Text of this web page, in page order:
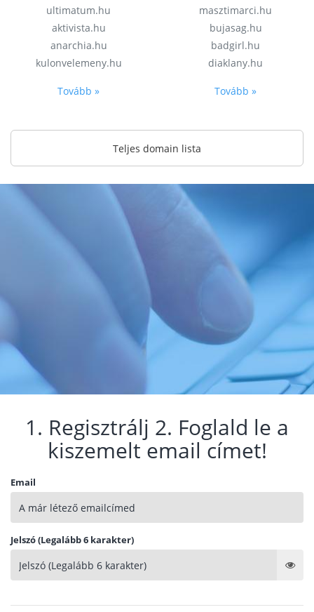
ultimatum.hu
aktivista.hu
anarchia.hu
kulonvelemeny.hu
Tovább »
masztimarci.hu
bujasag.hu
badgirl.hu
diaklany.hu
Tovább »
Teljes domain lista
1. Regisztrálj 2. Foglald le a
kiszemelt email címet!
Email
Jelszó (Legalább 6 karakter)